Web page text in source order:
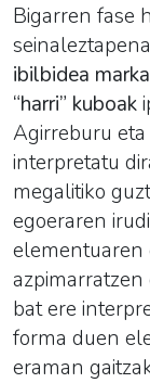
Bigarren fase
ibilbidea
“harri” kuboak
Agirreburu
interpretatu
megalitiko
egoeraren
elementuaren
bat ere
forma duen
eraman